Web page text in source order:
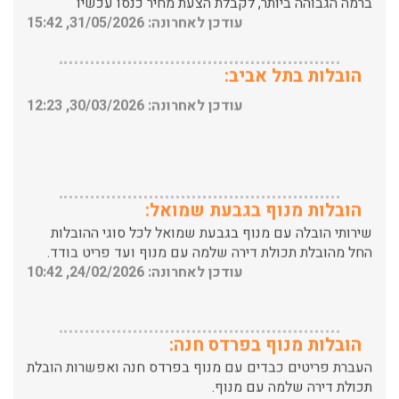
הובלות בתל אביב:
עודכן לאחרונה: 30/03/2026, 12:23
החל מהובלת תכולת דירה שלמה עם מנוף ועד פריט בודד.
עודכן לאחרונה: 24/02/2026, 10:42
תכולת דירה שלמה עם מנוף.
עודכן לאחרונה: 24/02/2026, 10:42